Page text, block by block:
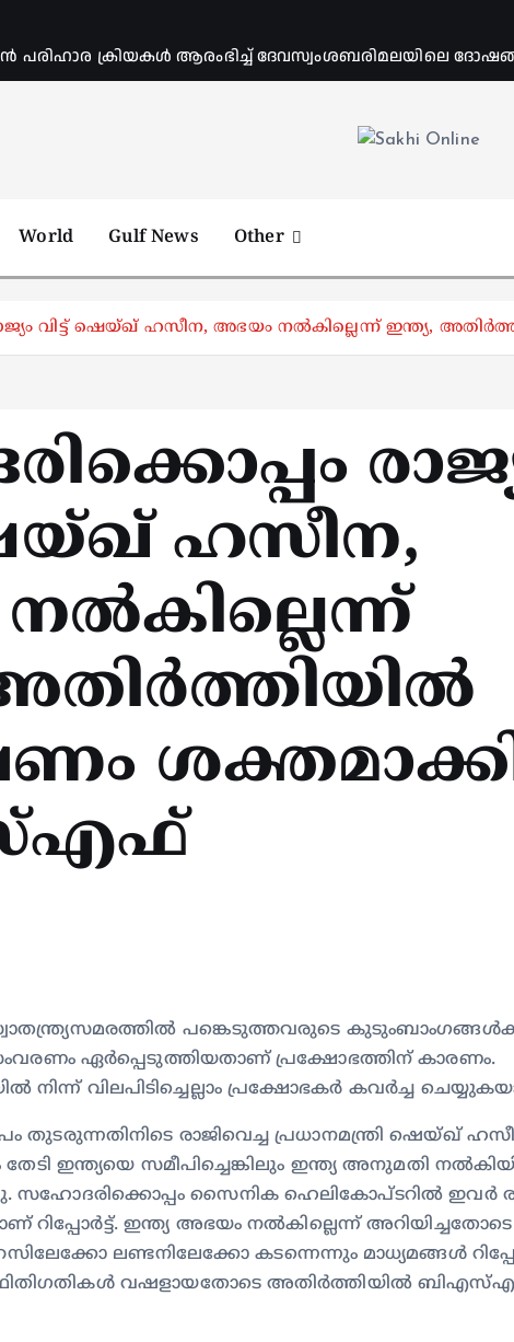
പരിഹാര ക്രിയകൾ ആരംഭിച്ച് ദേവസ്വംശബരിമലയിലെ
World Gulf News Other
വിട്ട് ഷെയ്ഖ് ഹസീന, അഭയം നൽകില്ലെന്ന് ഇന്ത്യ,
ഹസീന,
സ്വാതന്ത്ര്യസമരത്തിൽ പങ്കെടുത്തവരുടെ
ഏർപ്പെടുത്തിയതാണ് പ്രക്ഷോഭത്തിന് കാരണം.
നിന്ന് വിലപിടിച്ചെല്ലാം പ്രക്ഷോഭകർ കവർച്ച
തുടരുന്നതിനിടെ രാജിവെച്ച പ്രധാനമന്ത്രി ഷെയ്ഖ്
തേടി ഇന്ത്യയെ സമീപിച്ചെങ്കിലും ഇന്ത്യ അനുമതി
സഹോദരിക്കൊപ്പം സൈനിക ഹെലികോപ്ടറില്‍ ഇവര്‍
റിപ്പോര്‍ട്ട്. ഇന്ത്യ അഭയം നൽകില്ലെന്ന് അറിയിച്ചതോടെ
ലണ്ടനിലേക്കോ കടന്നെന്നും മാധ്യമങ്ങൾ
വഷളായതോടെ അതിർത്തിയിൽ